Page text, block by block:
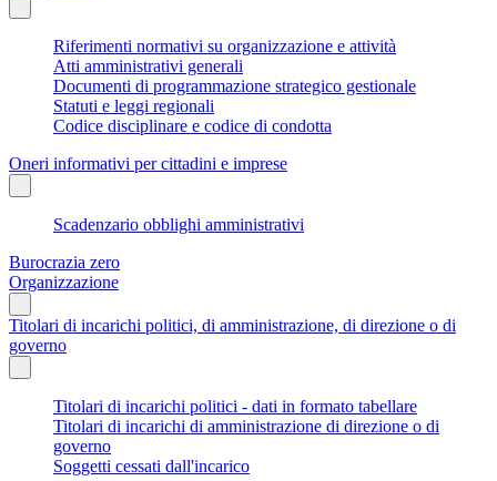
Riferimenti normativi su organizzazione e attività
Atti amministrativi generali
Documenti di programmazione strategico gestionale
Statuti e leggi regionali
Codice disciplinare e codice di condotta
Oneri informativi per cittadini e imprese
Scadenzario obblighi amministrativi
Burocrazia zero
Organizzazione
Titolari di incarichi politici, di amministrazione, di direzione o di
governo
Titolari di incarichi politici - dati in formato tabellare
Titolari di incarichi di amministrazione di direzione o di
governo
Soggetti cessati dall'incarico